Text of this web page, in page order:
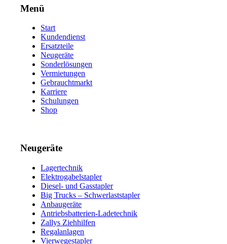
Menü
Start
Kundendienst
Ersatzteile
Neugeräte
Sonderlösungen
Vermietungen
Gebrauchtmarkt
Karriere
Schulungen
Shop
Neugeräte
Lagertechnik
Elektrogabelstapler
Diesel- und Gasstapler
Big Trucks – Schwerlaststapler
Anbaugeräte
Antriebsbatterien-Ladetechnik
Zallys Ziehhilfen
Regalanlagen
Vierwegestapler